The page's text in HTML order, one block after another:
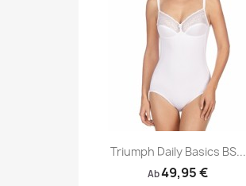
Triumph Daily Basics BS...
Ab49,95 €